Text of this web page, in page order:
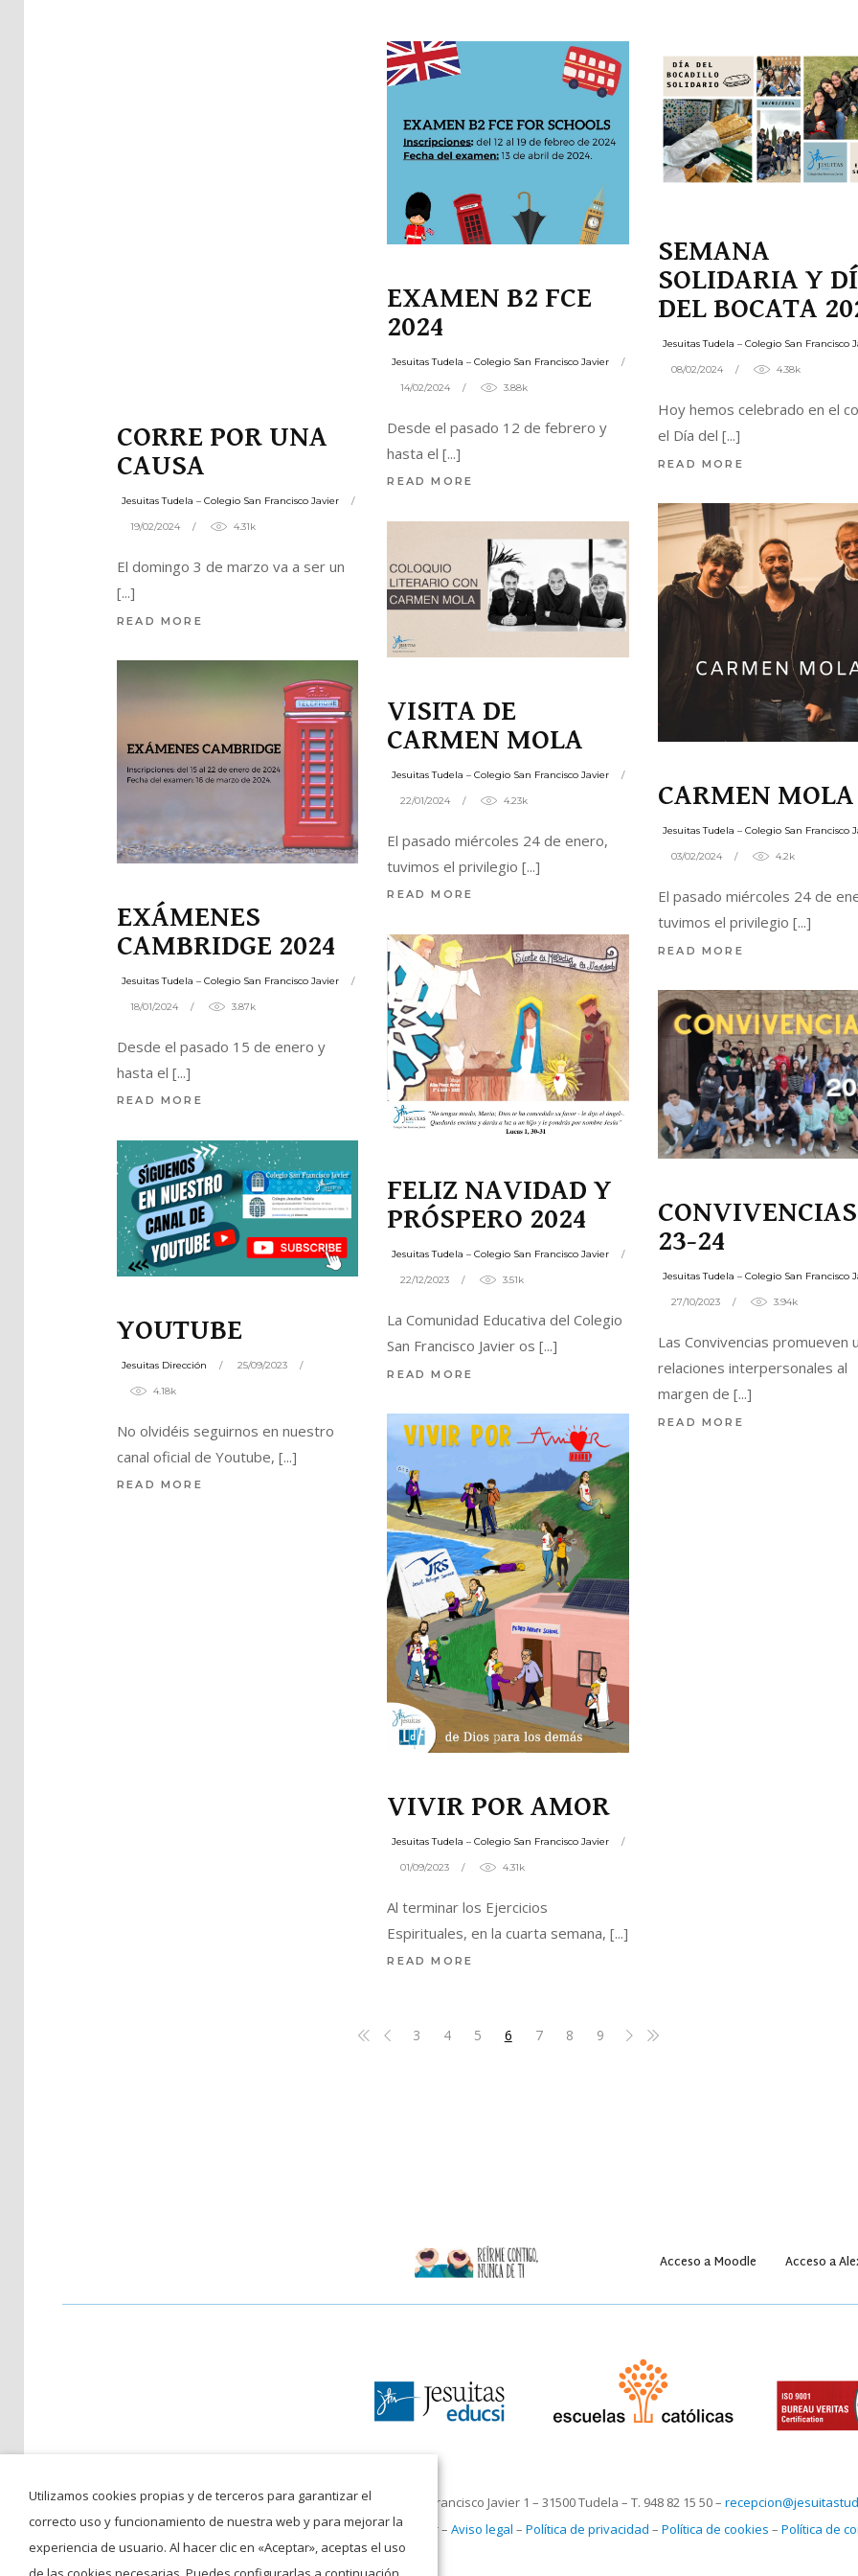
Netiqueta
CORRE POR UNA
CAUSA
Jesuitas Tudela – Colegio San Francisco Javier
19/02/2024 4.31k
El domingo 3 de marzo va a ser un
READ MORE
EXAMEN B2 FCE
2024
Jesuitas Tudela – Colegio San Francisco Javier
14/02/2024 3.88k
Desde el pasado 12 de febrero y
hasta el
READ MORE
SEMANA
SOLIDARIA Y
DEL BOCATA
Jesuitas Tudela – Colegio San Francisco
08/02/2024 4.38k
Hoy hemos celebrado en el
el Día del
READ MORE
CARMEN MOLA
Jesuitas Tudela – Colegio San Francisco
03/02/2024 4.2k
El pasado miércoles 24 de
tuvimos el privilegio
READ MORE
VISITA DE
CARMEN MOLA
Jesuitas Tudela – Colegio San Francisco Javier
22/01/2024 4.23k
El pasado miércoles 24 de enero,
tuvimos el privilegio
READ MORE
EXÁMENES
CAMBRIDGE 2024
Jesuitas Tudela – Colegio San Francisco Javier
18/01/2024 3.87k
Desde el pasado 15 de enero y
hasta el
READ MORE
FELIZ NAVIDAD Y
PRÓSPERO 2024
Jesuitas Tudela – Colegio San Francisco Javier
22/12/2023 3.51k
La Comunidad Educativa del Colegio
San Francisco Javier os
READ MORE
CONVIVENCIAS
23-24
Jesuitas Tudela – Colegio San Francisco
27/10/2023 3.94k
Las Convivencias promueven
relaciones interpersonales al
margen de
READ MORE
YOUTUBE
Jesuitas Dirección 25/09/2023
4.18k
No olvidéis seguirnos en nuestro
canal oficial de Youtube,
READ MORE
VIVIR POR AMOR
Jesuitas Tudela – Colegio San Francisco Javier
01/09/2023 4.31k
Al terminar los Ejercicios
Espirituales, en la cuarta semana,
READ MORE
3 4 5 6 7 8 9
Acceso a Moodle Acceso a
C/ San Francisco Javier 1 – 31500 Tudela – T. 948 82 15 50 –
©Colegio San Francisco Javier – Aviso legal – Política de privacidad – Política de cookies – Política de
Utilizamos cookies propias y de terceros para garantizar el
correcto uso y funcionamiento de nuestra web y para mejorar la
experiencia de usuario. Al hacer clic en «Aceptar», aceptas el uso